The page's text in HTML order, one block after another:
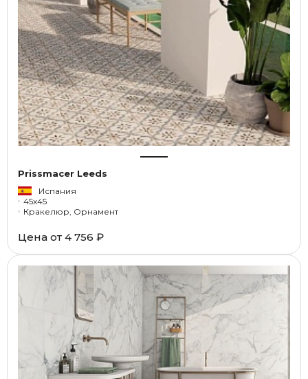
Prissmacer Leeds
Испания
45x45
Кракелюр, Орнамент
Цена от 4 756 ₽